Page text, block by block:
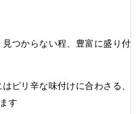
つからない程、豊富に盛り付
ピリ辛な味付けに合わさる、
す